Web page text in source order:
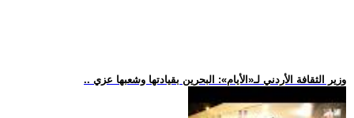
.. وزير الثقافة الأردني لـ«الأيام»: البحرين بقيادتها وشعبها عزي